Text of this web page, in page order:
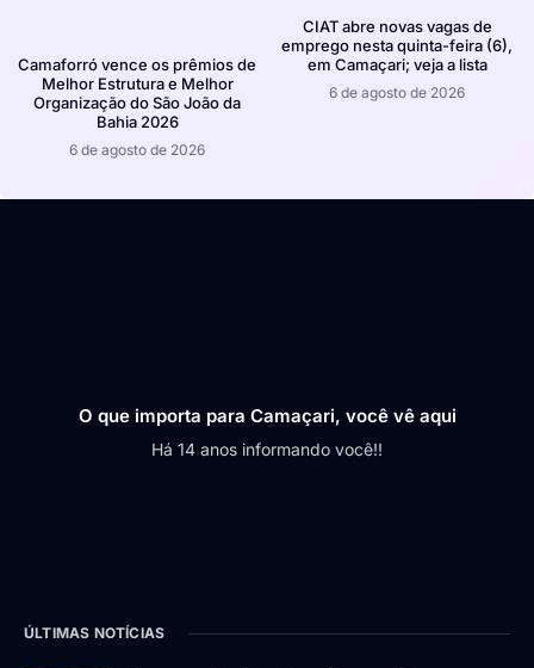
Camaforró vence os prêmios de
Melhor Estrutura e Melhor
Organização do São João da
Bahia 2026
6 de agosto de 2026
CIAT abre novas vagas de
emprego nesta quinta-feira (6),
em Camaçari; veja a lista
6 de agosto de 2026
O que importa para Camaçari, você vê aqui
Há 14 anos informando você!!
ÚLTIMAS NOTÍCIAS